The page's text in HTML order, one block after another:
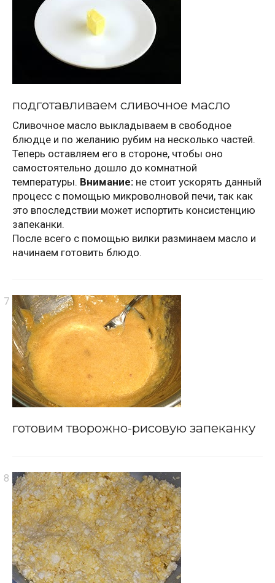
подготавливаем сливочное масло
Сливочное масло выкладываем в свободное
блюдце и по желанию рубим на несколько частей.
Теперь оставляем его в стороне, чтобы оно
самостоятельно дошло до комнатной
температуры. Внимание: не стоит ускорять данный
процесс с помощью микроволновой печи, так как
это впоследствии может испортить консистенцию
запеканки.
После всего с помощью вилки разминаем масло и
начинаем готовить блюдо.
готовим творожно-рисовую запеканку